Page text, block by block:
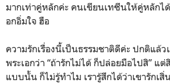
มากเท่าคู่หลักค่ะ คนเขียนเทซีนให้คู่หลักไ
อกอิ่มใจ ฮือ
ความรักเรื่องนี้เป็นธรรมชาติดีค่ะ ปกติแล้ว
พระเอกว่า “ถ้ารักไม่ได้ ก็ปล่อยมือไปสิ” แต่
แบบนั้น ก็ไม่รู้ทำไม เรารู้สึกได้ว่าเขารักเ